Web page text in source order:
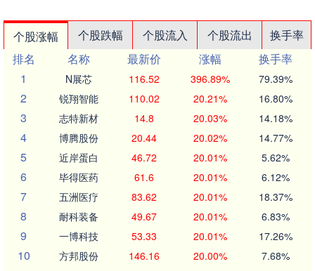
个股涨幅 个股跌幅 个股流入 个股流出
换手率
排名
名称 最新价 涨幅
换手率
1
N展芯 116.52 396.89% 79.39%
2 锐翔智能 110.02 20.21% 16.80%
3 志特新材 14.8 20.03% 14.18%
4 博腾股份 20.44 20.02% 14.77%
5 近岸蛋白 46.72 20.01% 5.62%
6 毕得医药 61.6 20.01% 6.12%
7 五洲医疗 83.62 20.01% 18.37%
8 耐科装备 49.67 20.01% 6.83%
9 一博科技 53.33 20.01% 17.26%
10 方邦股份 146.16 20.00% 7.68%